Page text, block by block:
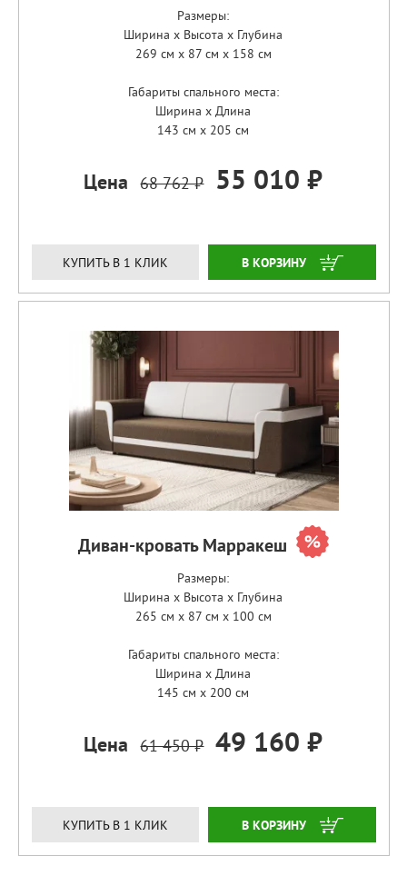
Размеры:
Ширина x Высота x Глубина
269 см x 87 см x 158 см
Габариты спального места:
Ширина x Длина
143 см x 205 см
Цена 68 762 ₽ 55 010 ₽
КУПИТЬ В 1 КЛИК ЗАКАЗАТЬ
Диван-кровать Марракеш
Размеры:
Ширина x Высота x Глубина
265 см x 87 см x 100 см
Габариты спального места:
Ширина x Длина
145 см x 200 см
Цена 61 450 ₽ 49 160 ₽
КУПИТЬ В 1 КЛИК ЗАКАЗАТЬ